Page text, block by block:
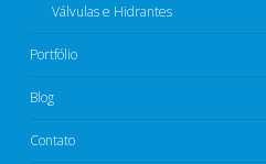
Válvulas e Hidrantes​
Portfólio
Blog
Contato